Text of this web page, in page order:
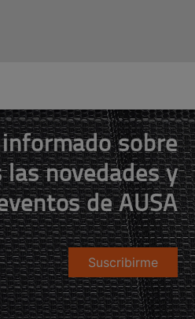
sobre
novedades y
de AUSA
Suscribirme